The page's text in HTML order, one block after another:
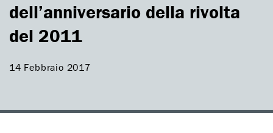
dell’anniversario della rivolta
del 2011
14 Febbraio 2017